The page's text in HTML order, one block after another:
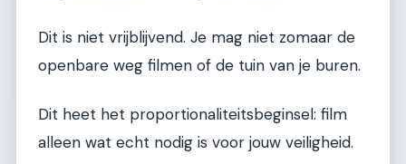
Dit is niet vrijblijvend. Je mag niet zomaar de
openbare weg filmen of de tuin van je buren.
Dit heet het proportionaliteitsbeginsel: film
alleen wat echt nodig is voor jouw veiligheid.